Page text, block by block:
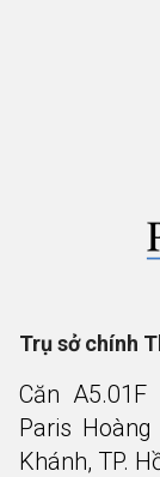
Trụ sở chính
Căn
Paris
Khánh, TP.